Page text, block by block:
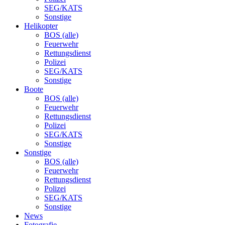
SEG/KATS
Sonstige
Helikopter
BOS (alle)
Feuerwehr
Rettungsdienst
Polizei
SEG/KATS
Sonstige
Boote
BOS (alle)
Feuerwehr
Rettungsdienst
Polizei
SEG/KATS
Sonstige
Sonstige
BOS (alle)
Feuerwehr
Rettungsdienst
Polizei
SEG/KATS
Sonstige
News